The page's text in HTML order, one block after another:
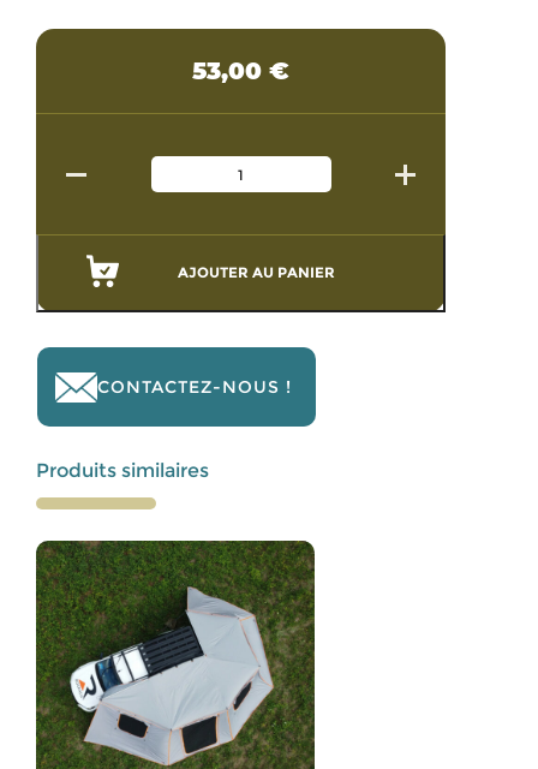
AJOUTER AU PANIER
53,00€
CONTACTEZ-NOUS !
Produits similaires
Ce
produit
a
plusieurs
variations.
Les
options
peuvent